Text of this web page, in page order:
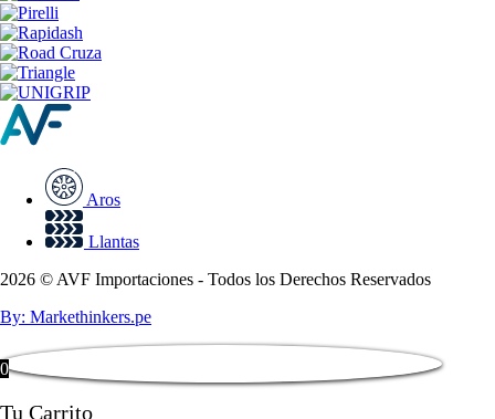
Aros
Llantas
2026 © AVF Importaciones - Todos los Derechos Reservados
By: Markethinkers.pe
0
Tu Carrito